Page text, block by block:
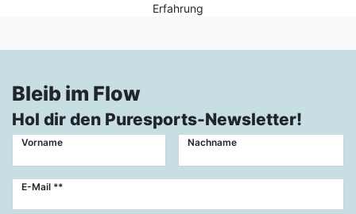
Erfahrung
Bleib im Flow
Hol dir den Puresports-Newsletter!
Vorname Nachname
E-Mail **
Newsletter